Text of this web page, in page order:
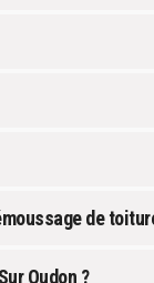
de
Oudon ?